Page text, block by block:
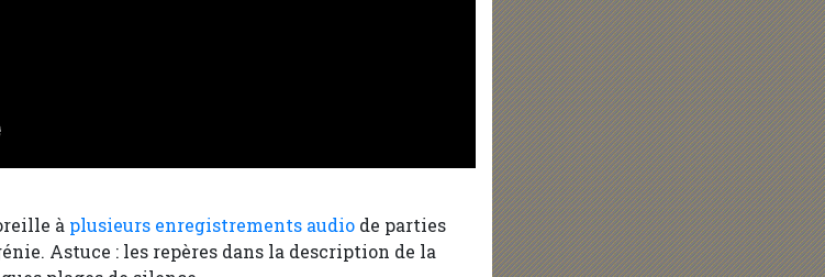
à plusieurs enregistrements audio de parties
Astuce : les repères dans la description de la